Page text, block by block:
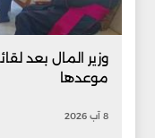
وزير المال بعد
موعدها
8 آب 2026